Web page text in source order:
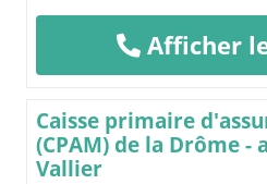
Afficher
Caisse primaire
(CPAM) de la Drôme -
Vallier